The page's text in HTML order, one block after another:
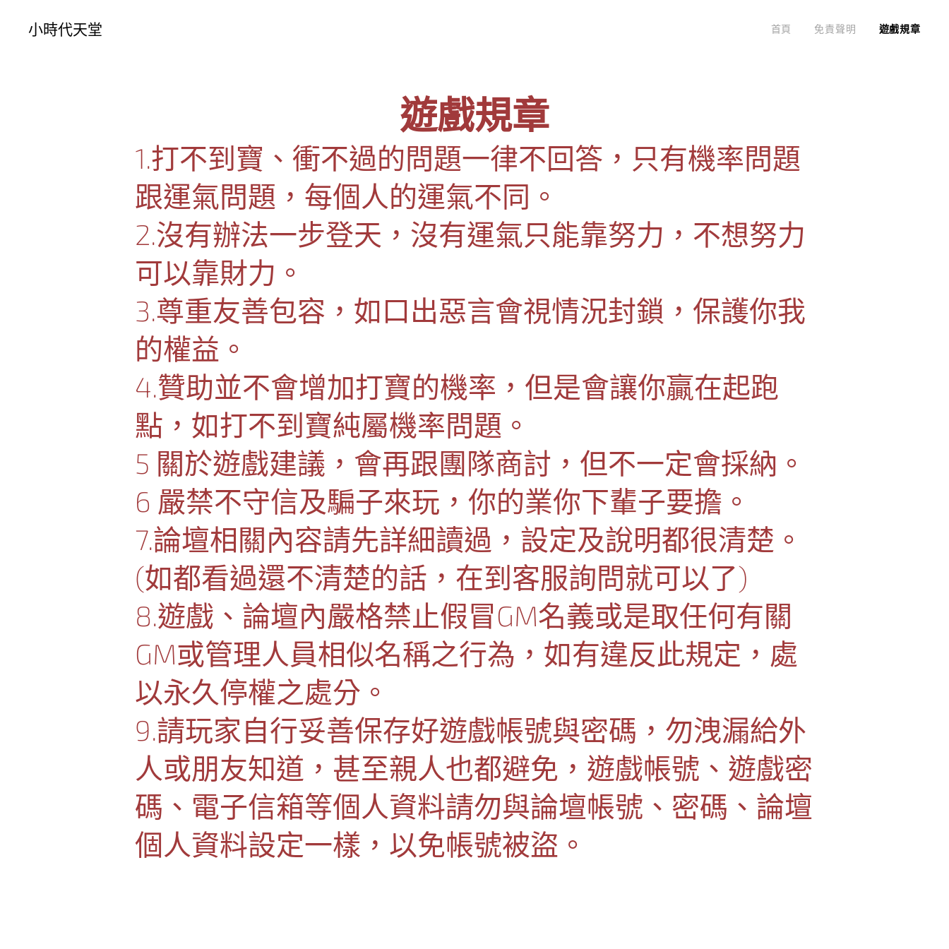
小時代天堂 首頁 免責聲明 遊戲規章
遊戲規章
1.打不到寶、衝不過的問題一律不回答，只有機率問題
跟運氣問題，每個人的運氣不同。
2.沒有辦法一步登天，沒有運氣只能靠努力，不想努力
可以靠財力。
3.尊重友善包容，如口出惡言會視情況封鎖，保護你我
的權益。
4.贊助並不會增加打寶的機率，但是會讓你贏在起跑
點，如打不到寶純屬機率問題。
5 關於遊戲建議，會再跟團隊商討，但不一定會採納。
6 嚴禁不守信及騙子來玩，你的業你下輩子要擔。
7.論壇相關內容請先詳細讀過，設定及說明都很清楚。
(如都看過還不清楚的話，在到客服詢問就可以了)
8.遊戲、論壇內嚴格禁止假冒GM名義或是取任何有關
GM或管理人員相似名稱之行為，如有違反此規定，處
以永久停權之處分。
9.請玩家自行妥善保存好遊戲帳號與密碼，勿洩漏給外
人或朋友知道，甚至親人也都避免，遊戲帳號、遊戲密
碼、電子信箱等個人資料請勿與論壇帳號、密碼、論壇
個人資料設定一樣，以免帳號被盜。